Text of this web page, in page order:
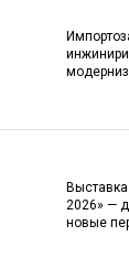
2026» —
новые